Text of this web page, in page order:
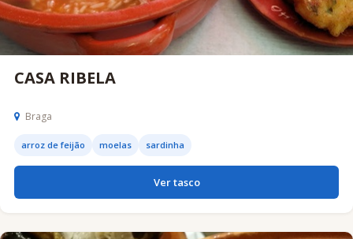
CASA RIBELA
Braga
arroz de feijão moelas sardinha
Ver tasco